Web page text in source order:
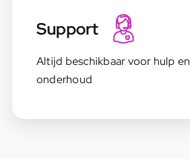
Support
Altijd beschikbaar voor hulp en
onderhoud